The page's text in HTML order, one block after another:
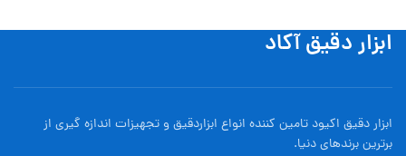
ابزار دقیق آکاد
ابزار دقیق اکیود تامین کننده انواع ابزاردقيق و تجهيزات اندازه گیری از
برترین برندهای دنیا.